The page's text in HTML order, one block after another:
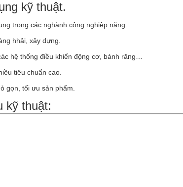
kỹ thuật.
trong các nghành công nghiệp nặng.
hhải, xây dựng.
hệ thống điều khiển động cơ, bánh răng…
tiêu chuẩn cao.
gọn, tối ưu sản phẩm.
kỹ thuật: